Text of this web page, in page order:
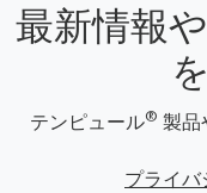
最新情報
テンピュール® 製品
プライバ